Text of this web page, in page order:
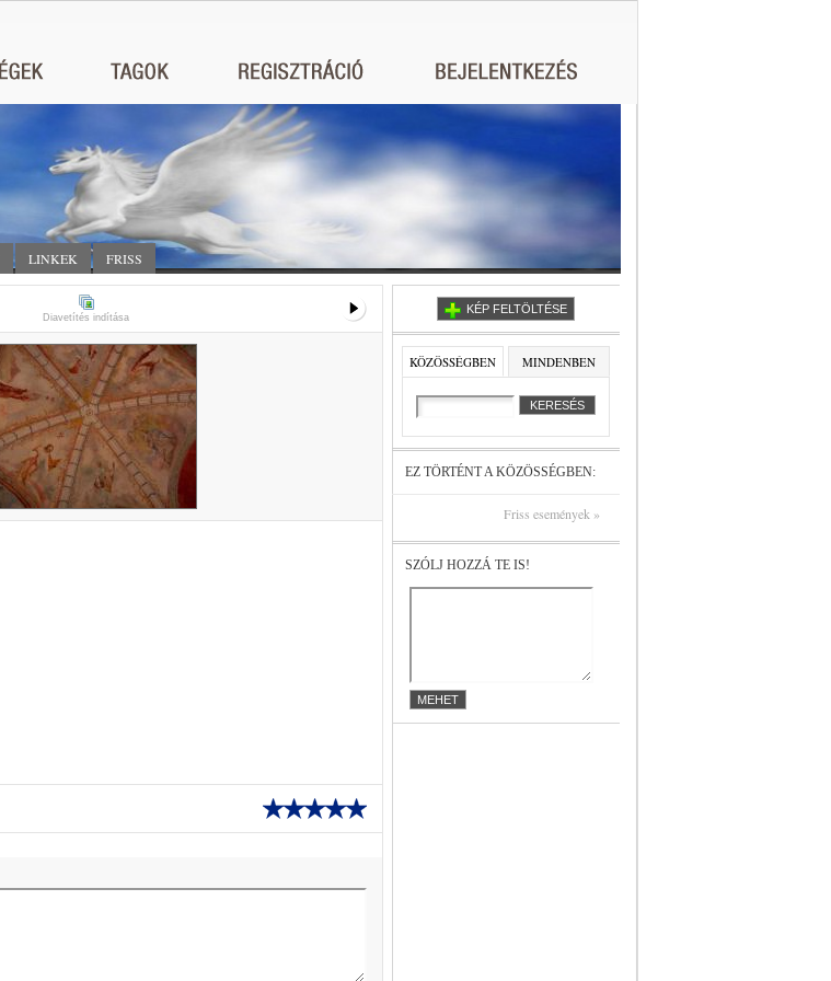
LINKEK FRISS
Diavetítés indítása
KÉP FELTÖLTÉSE
KÖZÖSSÉGBEN MINDENBEN
EZ TÖRTÉNT A KÖZÖSSÉGBEN:
Friss események »
SZÓLJ HOZZÁ TE IS!